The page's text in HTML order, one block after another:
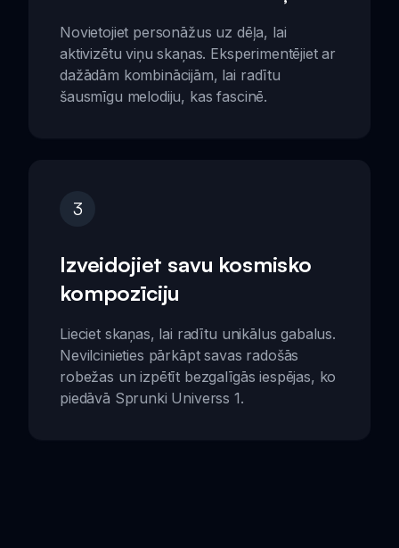
Novietojiet personāžus uz dēļa, lai
aktivizētu viņu skaņas. Eksperimentējiet ar
dažādām kombinācijām, lai radītu
šausmīgu melodiju, kas fascinē.
3
Izveidojiet savu kosmisko
kompozīciju
Lieciet skaņas, lai radītu unikālus gabalus.
Nevilcinieties pārkāpt savas radošās
robežas un izpētīt bezgalīgās iespējas, ko
piedāvā Sprunki Universs 1.